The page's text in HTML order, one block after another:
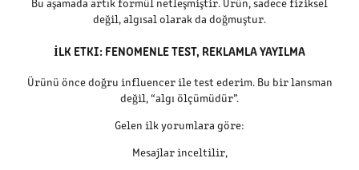
değil, algısal olarak da doğmuştur.
İLK ETKI: FENOMENLE TEST, REKLAMLA YAYILMA
Ürünü önce doğru influencer ile test ederim. Bu bir lansman
değil, “algı ölçümüdür”.
Gelen ilk yorumlara göre:
Mesajlar inceltilir,